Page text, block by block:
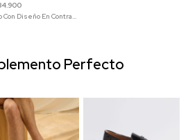
Polo Con Diseño En Contraste
Perfecto